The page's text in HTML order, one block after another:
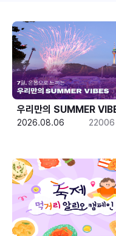
우리만의 SUMMER
2026.08.06 22006